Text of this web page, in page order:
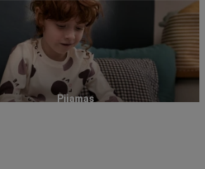
Pijamas